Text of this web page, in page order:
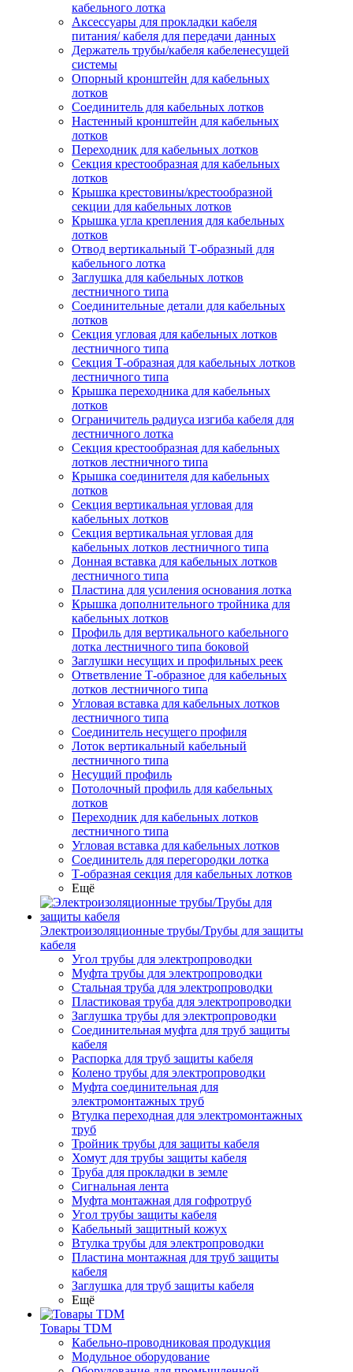
кабельного лотка
Аксессуары для прокладки кабеля
питания/ кабеля для передачи данных
Держатель трубы/кабеля кабеленесущей
системы
Опорный кронштейн для кабельных
лотков
Соединитель для кабельных лотков
Настенный кронштейн для кабельных
лотков
Переходник для кабельных лотков
Секция крестообразная для кабельных
лотков
Крышка крестовины/крестообразной
секции для кабельных лотков
Крышка угла крепления для кабельных
лотков
Отвод вертикальный Т-образный для
кабельного лотка
Заглушка для кабельных лотков
лестничного типа
Соединительные детали для кабельных
лотков
Секция угловая для кабельных лотков
лестничного типа
Секция Т-образная для кабельных лотков
лестничного типа
Крышка переходника для кабельных
лотков
Ограничитель радиуса изгиба кабеля для
лестничного лотка
Секция крестообразная для кабельных
лотков лестничного типа
Крышка соединителя для кабельных
лотков
Секция вертикальная угловая для
кабельных лотков
Секция вертикальная угловая для
кабельных лотков лестничного типа
Донная вставка для кабельных лотков
лестничного типа
Пластина для усиления основания лотка
Крышка дополнительного тройника для
кабельных лотков
Профиль для вертикального кабельного
лотка лестничного типа боковой
Заглушки несущих и профильных реек
Ответвление Т-образное для кабельных
лотков лестничного типа
Угловая вставка для кабельных лотков
лестничного типа
Соединитель несущего профиля
Лоток вертикальный кабельный
лестничного типа
Несущий профиль
Потолочный профиль для кабельных
лотков
Переходник для кабельных лотков
лестничного типа
Угловая вставка для кабельных лотков
Соединитель для перегородки лотка
Т-образная секция для кабельных лотков
Ещё
Электроизоляционные трубы/Трубы для защиты
кабеля
Угол трубы для электропроводки
Муфта трубы для электропроводки
Стальная труба для электропроводки
Пластиковая труба для электропроводки
Заглушка трубы для электропроводки
Соединительная муфта для труб защиты
кабеля
Распорка для труб защиты кабеля
Колено трубы для электропроводки
Муфта соединительная для
электромонтажных труб
Втулка переходная для электромонтажных
труб
Тройник трубы для защиты кабеля
Хомут для трубы защиты кабеля
Труба для прокладки в земле
Сигнальная лента
Муфта монтажная для гофротруб
Угол трубы защиты кабеля
Кабельный защитный кожух
Втулка трубы для электропроводки
Пластина монтажная для труб защиты
кабеля
Заглушка для труб защиты кабеля
Ещё
Товары TDM
Кабельно-проводниковая продукция
Модульное оборудование